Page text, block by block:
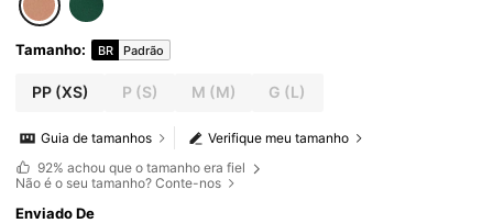
Tamanho: BR Padrão
PP(XS) P (S) M (M) G (L)
Verifique meu tamanho
Guia de tamanhos
92% achou que o tamanho era fiel
Não é o seu tamanho? Conte-nos
Enviado De